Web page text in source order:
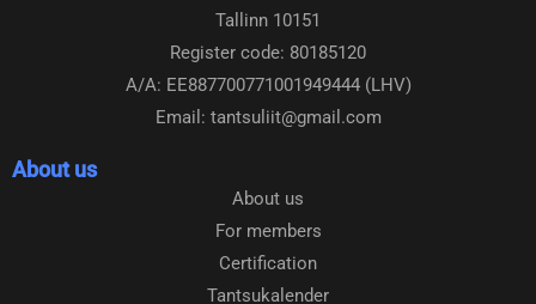
o
o
k
g
r
a
m
Tallinn 10151
Register code: 80185120
A/A: EE887700771001949444 (LHV)
Email: tantsuliit@gmail.com
About us
About us
For members
Certification
Tantsukalender